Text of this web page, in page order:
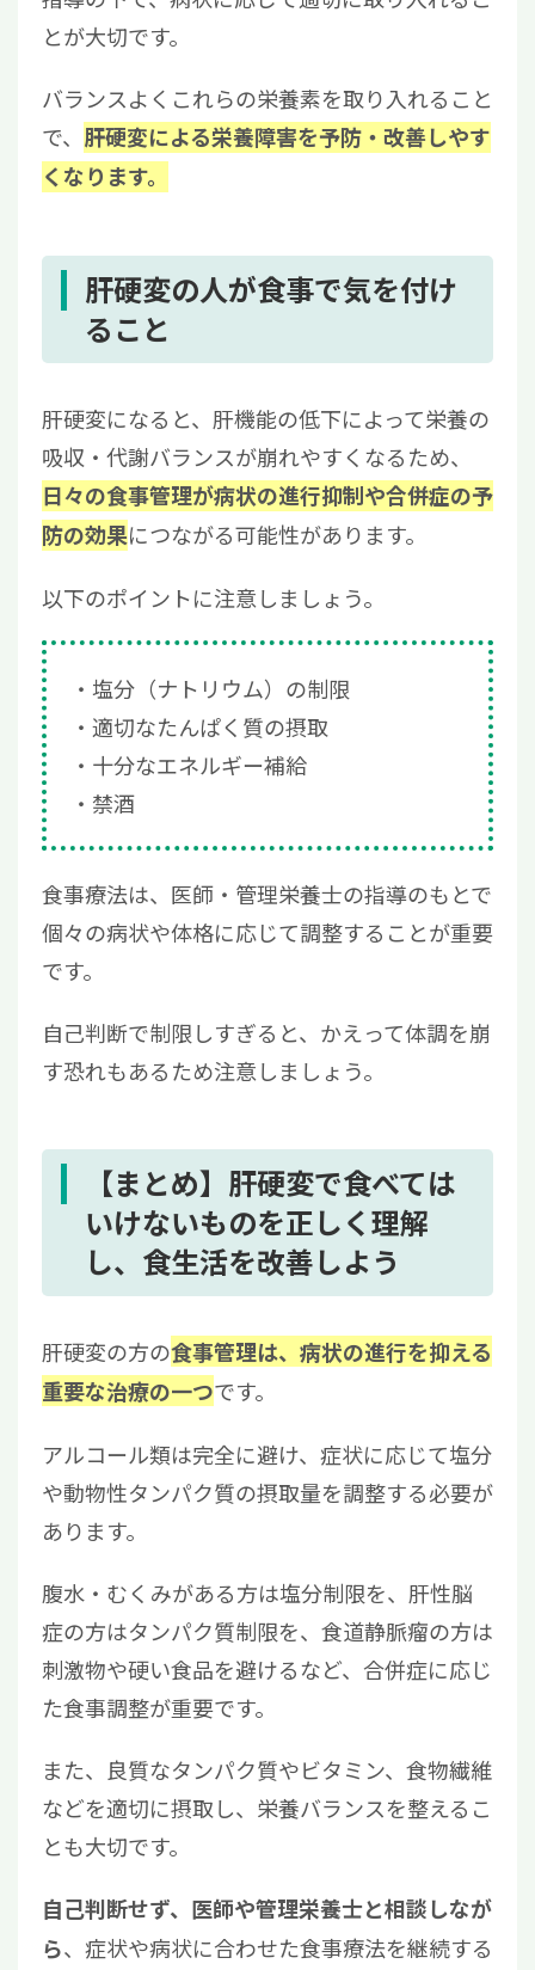
とが大切です。
バランスよくこれらの栄養素を取り入れること
で、 肝硬変による栄養障害を予防・改善しやす
くなります。
肝硬変の人が食事で気を付け
ること
肝硬変になると、肝機能の低下によって栄養の
吸収・代謝バランスが崩れやすくなるため、
日々の食事管理が病状の進行抑制や合併症の予
防の効果につながる可能性があります。
以下のポイントに注意しましょう。
塩分（ナトリウム）の制限
適切なたんぱく質の摂取
十分なエネルギー補給
禁酒
食事療法は、医師・管理栄養士の指導のもとで
個々の病状や体格に応じて調整することが重要
です。
自己判断で制限しすぎると、かえって体調を崩
す恐れもあるため注意しましょう。
【まとめ】肝硬変で食べては
いけないものを正しく理解
し、食生活を改善しよう
肝硬変の方の食事管理は、病状の進行を抑える
重要な治療の一つです。
アルコール類は完全に避け、症状に応じて塩分
や動物性タンパク質の摂取量を調整する必要が
あります。
腹水・むくみがある方は塩分制限を、肝性脳
症の方はタンパク質制限を、食道静脈瘤の方は
刺激物や硬い食品を避けるなど、合併症に応じ
た食事調整が重要です。
また、良質なタンパク質やビタミン、食物繊維
などを適切に摂取し、栄養バランスを整えるこ
とも大切です。
自己判断せず、医師や管理栄養士と相談しなが
ら、症状や病状に合わせた食事療法を継続する